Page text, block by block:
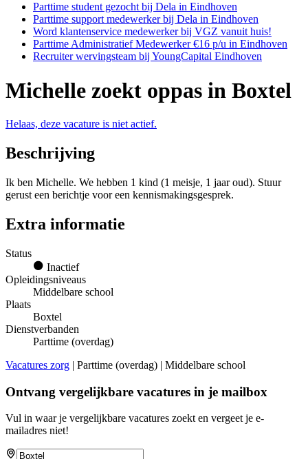
Parttime student gezocht bij Dela in Eindhoven
Parttime support medewerker bij Dela in Eindhoven
Word klantenservice medewerker bij VGZ vanuit huis!
Parttime Administratief Medewerker €16 p/u in Eindhoven
Recruiter wervingsteam bij YoungCapital Eindhoven
Michelle zoekt oppas in Boxtel
Helaas, deze vacature is niet actief.
Beschrijving
Ik ben Michelle. We hebben 1 kind (1 meisje, 1 jaar oud). Stuur
gerust een berichtje voor een kennismakingsgesprek.
Extra informatie
Status
Inactief
Opleidingsniveaus
Middelbare school
Plaats
Boxtel
Dienstverbanden
Parttime (overdag)
Vacatures zorg | Parttime (overdag) | Middelbare school
Ontvang vergelijkbare vacatures in je mailbox
Vul in waar je vergelijkbare vacatures zoekt en vergeet je e-
mailadres niet!